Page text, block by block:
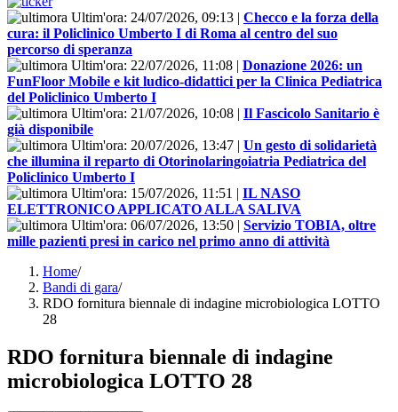
Ultim'ora: 24/07/2026, 09:13 | Checco e la forza della
cura: il Policlinico Umberto I di Roma al centro del suo
percorso di speranza
Ultim'ora: 22/07/2026, 11:08 | Donazione 2026: un
FunFloor Mobile e kit ludico-didattici per la Clinica Pediatrica
del Policlinico Umberto I
Ultim'ora: 21/07/2026, 10:08 | Il Fascicolo Sanitario è
già disponibile
Ultim'ora: 20/07/2026, 13:47 | Un gesto di solidarietà
che illumina il reparto di Otorinolaringoiatria Pediatrica del
Policlinico Umberto I
Ultim'ora: 15/07/2026, 11:51 | IL NASO
ELETTRONICO APPLICATO ALLA SALIVA
Ultim'ora: 06/07/2026, 13:50 | Servizio TOBIA, oltre
mille pazienti presi in carico nel primo anno di attività
Home/
Bandi di gara/
RDO fornitura biennale di indagine microbiologica LOTTO
28
RDO fornitura biennale di indagine
microbiologica LOTTO 28